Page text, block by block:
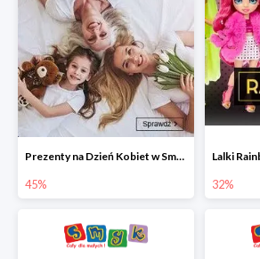
Prezenty na Dzień Kobiet w Smyku do -45%
45% 32%